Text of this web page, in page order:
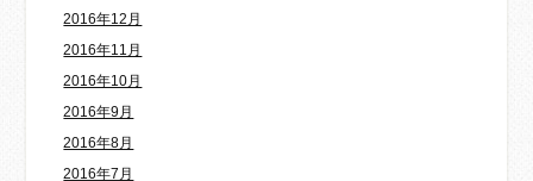
2016年12月
2016年11月
2016年10月
2016年9月
2016年8月
2016年7月